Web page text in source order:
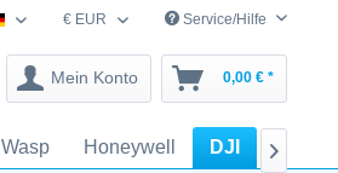
schnurlostelefon-zubehoer.de
€ EUR Service/Hilfe
Mein Konto 0,00 € *
Wasp Honeywell DJI Kress
